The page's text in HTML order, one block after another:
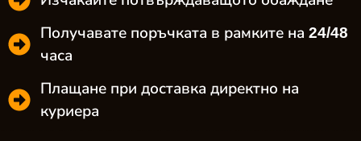
Получавате поръчката в рамките на 24/48
часа
Плащане при доставка директно на
куриера